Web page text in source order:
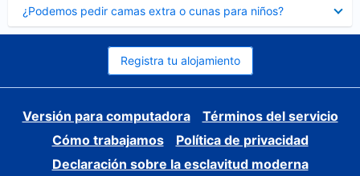
¿Podemos pedir camas extra o cunas para niños?
cerrado
Registra tu alojamiento
Versión para computadora
Términos del servicio
Cómo trabajamos
Política de privacidad
Declaración sobre la esclavitud moderna